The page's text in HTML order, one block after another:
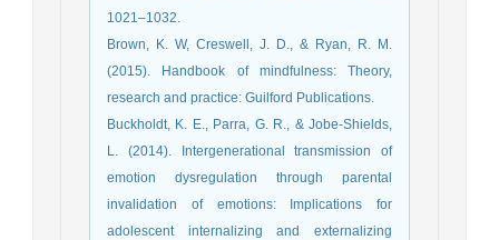
1021–1032.
Brown, K. W, Creswell, J. D., & Ryan, R. M.
(2015). Handbook of mindfulness: Theory,
research and practice: Guilford Publications.
Buckholdt, K. E., Parra, G. R., & Jobe-Shields,
L. (2014). Intergenerational transmission of
emotion dysregulation through parental
invalidation of emotions: Implications for
adolescent internalizing and externalizing